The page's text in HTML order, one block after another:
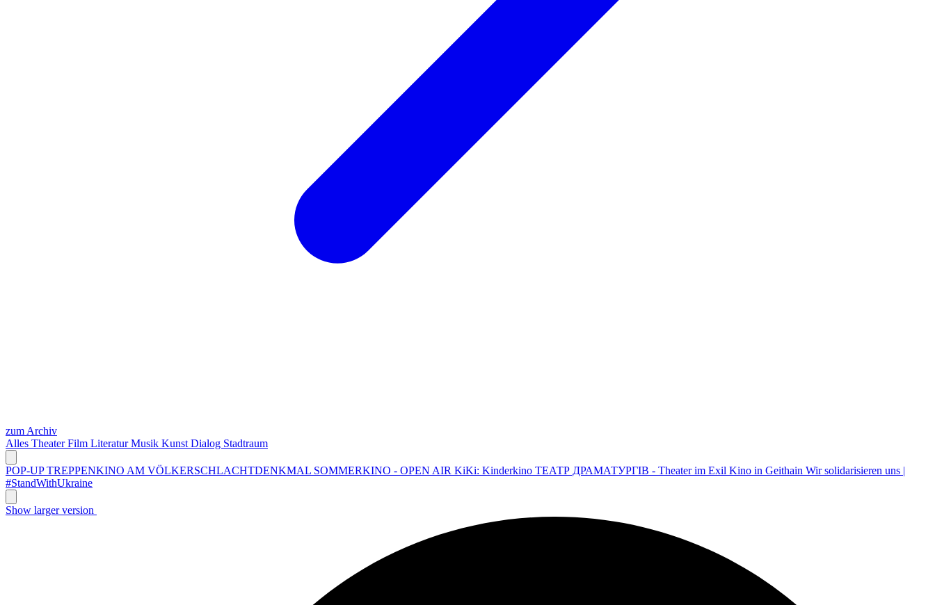
zum Archiv
Alles TheaterFilm LiteraturMusik Kunst Dialog Stadtraum
POP-UP TREPPENKINO AM VÖLKERSCHLACHTDENKMAL SOMMERKINO - OPEN AIR KiKi: Kinderkino ТЕАТР ДРАМАТУРГІВ - Theater im Exil Kino in Geithain Wir solidarisieren uns |
#StandWithUkraine
Show larger version